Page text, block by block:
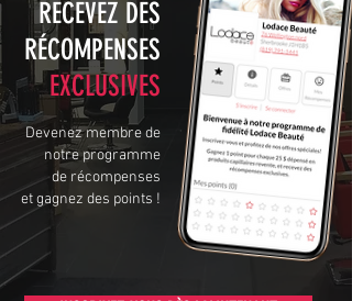
RECEVEZ DES
RÉCOMPENSES
EXCLUSIVES
Devenez membre de
notre programme
de récompenses
et gagnez des points !